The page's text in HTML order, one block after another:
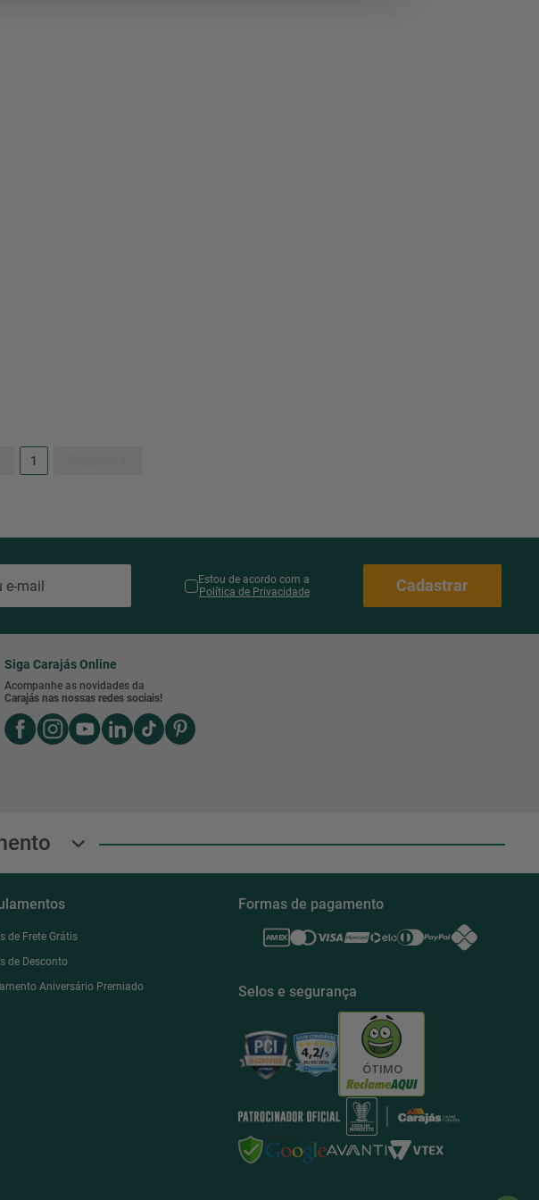
1
Estou de acordo com a
Política de Privacidade
Cadastrar
Siga Carajás Online
Acompanhe as novidades da
Carajás nas nossas redes sociais!
de Frete Grátis
de Desconto
Aniversário Premiado
Formas de pagamento
Selos e segurança
ÓTIMO